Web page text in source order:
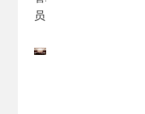
员